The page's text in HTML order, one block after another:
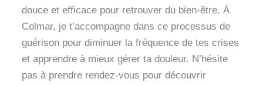
douce et efficace pour retrouver du bien-être. À
Colmar, je t’accompagne dans ce processus de
guérison pour diminuer la fréquence de tes crises
et apprendre à mieux gérer ta douleur. N’hésite
pas à prendre rendez-vous pour découvrir